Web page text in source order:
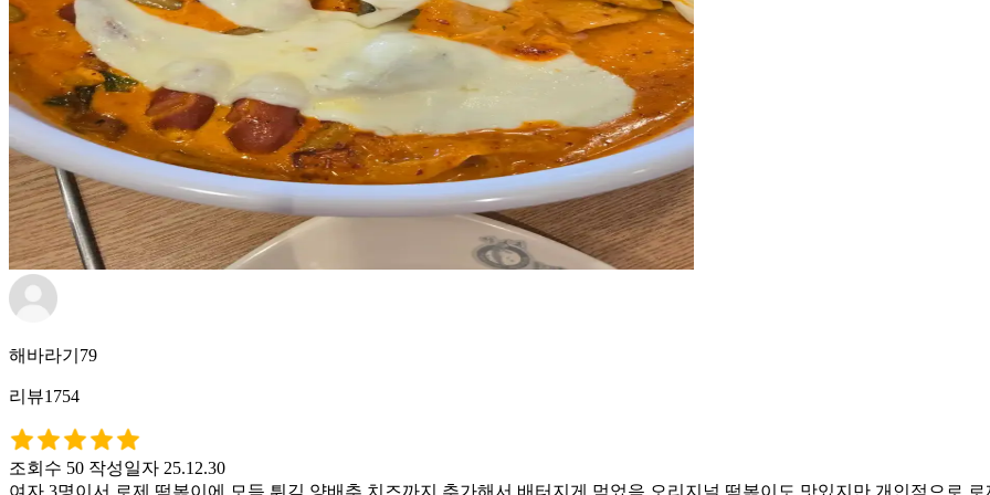
해바라기79
리뷰1754
조회수 50 작성일자 25.12.30
여자 3명이서 로제 떡볶이에 모듬 튀김 양배추 치즈까지 추가해서 배터지게 먹었음 오리지널 떡볶이도 맛있지만 개인적으로